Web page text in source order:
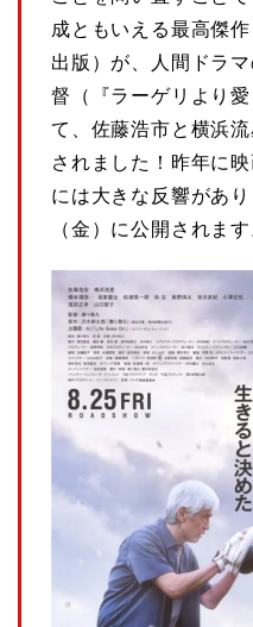
成ともいえる最高傑
出版）が、人間ドラ
督（『ラーゲリより
て、佐藤浩市と横浜
されました！昨年に
には大きな反響があ
（金）に公開されます